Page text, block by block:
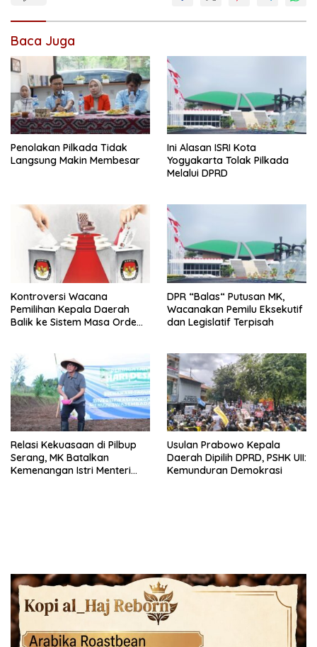
Baca Juga
Penolakan Pilkada Tidak
Langsung Makin Membesar
Ini Alasan ISRI Kota
Yogyakarta Tolak Pilkada
Melalui DPRD
Kontroversi Wacana
Pemilihan Kepala Daerah
Balik ke Sistem Masa Orde
DPR “Balas“ Putusan MK,
Wacanakan Pemilu Eksekutif
dan Legislatif Terpisah
Relasi Kekuasaan di Pilbup
Serang, MK Batalkan
Kemenangan Istri Menteri
Usulan Prabowo Kepala
Daerah Dipilih DPRD, PSHK UII:
Kemunduran Demokrasi